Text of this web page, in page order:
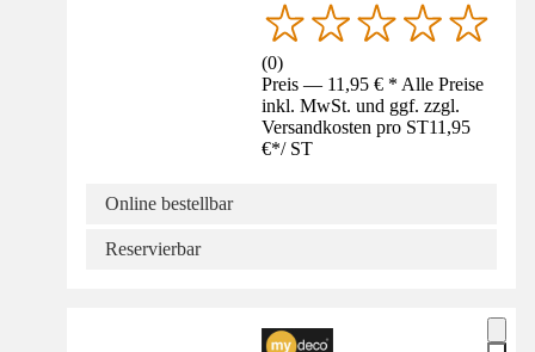
(0)
Preis — 11,95 € * Alle Preise
inkl. MwSt. und ggf. zzgl.
Versandkosten pro ST11,95
€*/ ST
Online bestellbar
Reservierbar